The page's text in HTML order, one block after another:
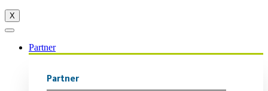
X
Partner
Partner